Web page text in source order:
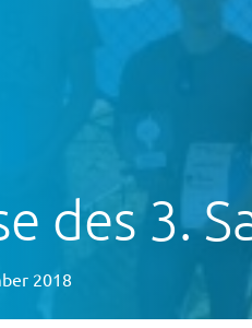
des 3.
2018